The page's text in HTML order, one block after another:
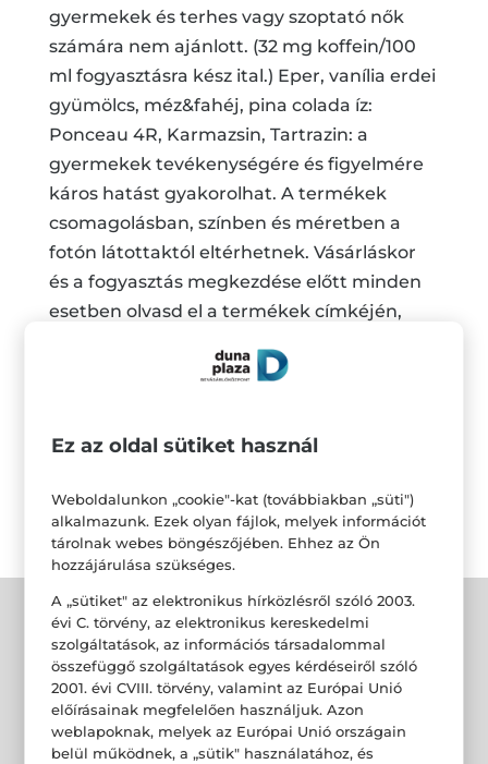
gyermekek és terhes vagy szoptató nők
számára nem ajánlott. (32 mg koffein/100
ml fogyasztásra kész ital.) Eper, vanília erdei
gyümölcs, méz&fahéj, pina colada íz:
Ponceau 4R, Karmazsin, Tartrazin: a
gyermekek tevékenységére és figyelmére
káros hatást gyakorolhat. A termékek
csomagolásban, színben és méretben a
fotón látottaktól eltérhetnek. Vásárláskor
és a fogyasztás megkezdése előtt minden
esetben olvasd el a termékek címkéjén,
információkat és figyelmeztetéseket!
https://scitec.hu/husegpontok-a4671
Ez az oldal sütiket használ
Weboldalunkon „cookie"-kat (továbbiakban „süti")
alkalmazunk. Ezek olyan fájlok, melyek információt
tárolnak webes böngészőjében. Ehhez az Ön
hozzájárulása szükséges.
A „sütiket" az elektronikus hírközlésről szóló 2003.
évi C. törvény, az elektronikus kereskedelmi
szolgáltatások, az információs társadalommal
összefüggő szolgáltatások egyes kérdéseiről szóló
2001. évi CVIII. törvény, valamint az Európai Unió
előírásainak megfelelően használjuk. Azon
weblapoknak, melyek az Európai Unió országain
belül működnek, a „sütik" használatához, és